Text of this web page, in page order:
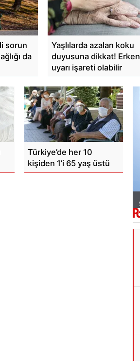
sorun
da
Yaşlılarda azalan koku
duyusuna dikkat! Erken
uyarı işareti olabilir
Türkiye’de her 10
kişiden 1’i 65 yaş üstü